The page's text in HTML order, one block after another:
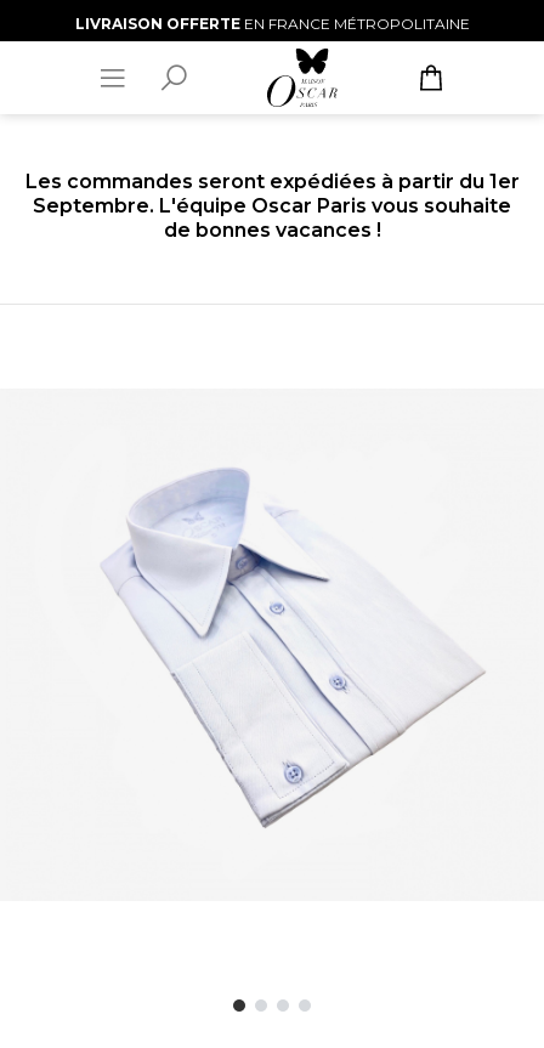
Les commandes seront expédiées à partir du 1er
Septembre. L'équipe Oscar Paris vous souhaite
de bonnes vacances !
LIVRAISON OFFERTEEN FRANCE MÉTROPOLITAINE